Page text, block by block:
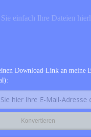
einfach Ihre Dateien
Download-Link an meine